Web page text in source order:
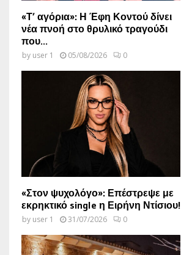
«Τ’ αγόρια»: Η Έφη Κοντού δίνει
νέα πνοή στο θρυλικό τραγούδι
που...
by user 1 05/08/2026 0
«Στον ψυχολόγο»: Επέστρεψε με
εκρηκτικό single η Ειρήνη Ντίσιου!
by user 1 31/07/2026 0